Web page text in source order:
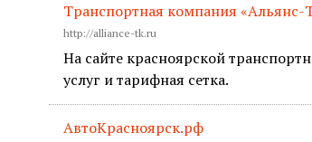
Транспортная компания «Альянс-
http://alliance-tk.ru
На сайте красноярской
услуг и тарифная сетка.
АвтоКрасноярск.рф